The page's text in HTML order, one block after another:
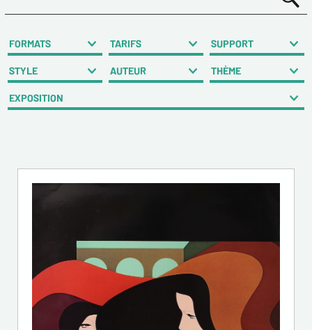
FORMATS TARIFS SUPPORT
STYLE AUTEUR THÈME
EXPOSITION